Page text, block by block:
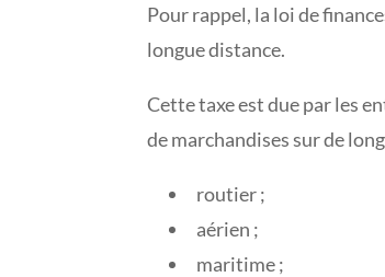
Pour rappel, la loi de
longue distance.
Cette taxe est due par les
de marchandises sur de
routier ;
aérien ;
maritime ;